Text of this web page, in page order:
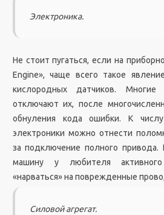
Электроника.
Не стоит пугаться, если на
Engine», чаще всего такое
кислородных датчиков. Многие
отключают их, после
обнуления кода ошибки. К
электроники можно отнести
за подключение полного привода.
машину у любителя
«нарваться» на поврежденные
Силовой агрегат.